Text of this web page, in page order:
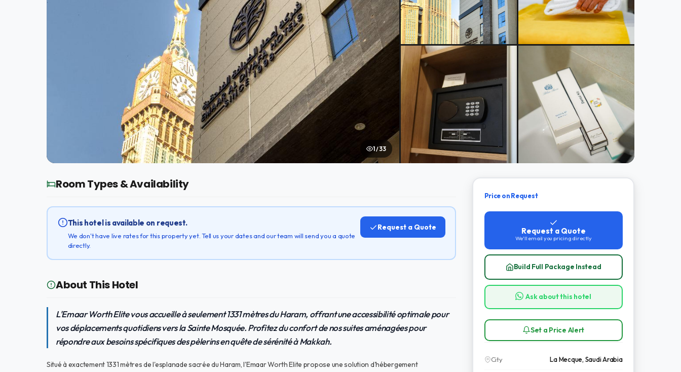
1 / 33
Room Types & Availability
This hotel is available on request.
We don't have live rates for this property yet. Tell us your dates and our team will send you a quote
directly.
Request a Quote
About This Hotel
L'Emaar Worth Elite vous accueille à seulement 1331 mètres du Haram, offrant une accessibilité optimale pour
vos déplacements quotidiens vers la Sainte Mosquée. Profitez du confort de nos suites aménagées pour
répondre aux besoins spécifiques des pèlerins en quête de sérénité à Makkah.
Situé à exactement 1331 mètres de l'esplanade sacrée du Haram, l'Emaar Worth Elite propose une solution d'hébergement
Price on Request
Request a Quote
We'll email you pricing directly
Build Full Package Instead
Ask about this hotel
Set a Price Alert
City La Mecque, Saudi Arabia